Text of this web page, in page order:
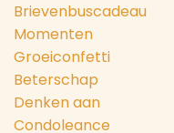
Brievenbuscadeau
Momenten
Groeiconfetti
Beterschap
Denken aan
Condoleance